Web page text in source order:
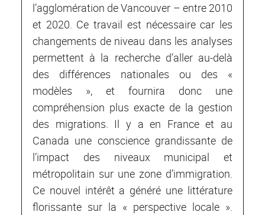
l’agglomération de Vancouver – entre 2010
et 2020. Ce travail est nécessaire car les
changements de niveau dans les analyses
permettent à la recherche d’aller au-delà
des différences nationales ou des «
modèles », et fournira donc une
compréhension plus exacte de la gestion
des migrations. Il y a en France et au
Canada une conscience grandissante de
l’impact des niveaux municipal et
métropolitain sur une zone d’immigration.
Ce nouvel intérêt a généré une littérature
florissante sur la « perspective locale ».